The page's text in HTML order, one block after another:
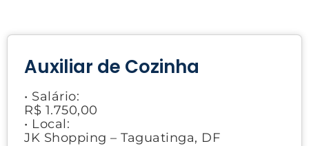
Auxiliar de Cozinha
• Salário:
R$ 1.750,00
• Local:
JK Shopping – Taguatinga, DF